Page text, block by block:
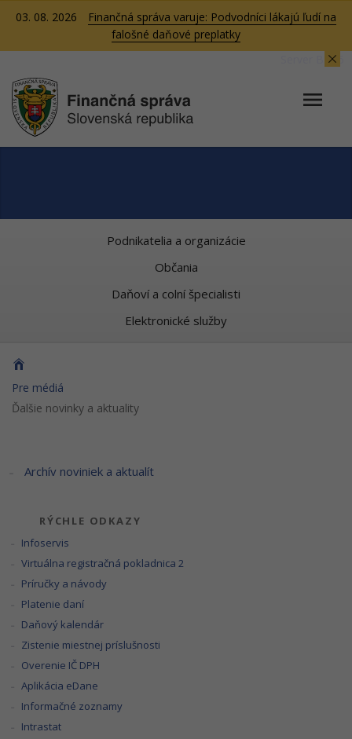
03. 08. 2026
Finančná správa varuje: Podvodníci lákajú ľudí na
falošné daňové preplatky
Server BB05
Podnikatelia a organizácie
Občania
Daňoví a colní špecialisti
Elektronické služby
Pre médiá
Ďalšie novinky a aktuality
Archív noviniek a aktualít
RÝCHLE ODKAZY
Infoservis
Virtuálna registračná pokladnica 2
Príručky a návody
Platenie daní
Daňový kalendár
Zistenie miestnej príslušnosti
Overenie IČ DPH
Aplikácia eDane
Informačné zoznamy
Intrastat